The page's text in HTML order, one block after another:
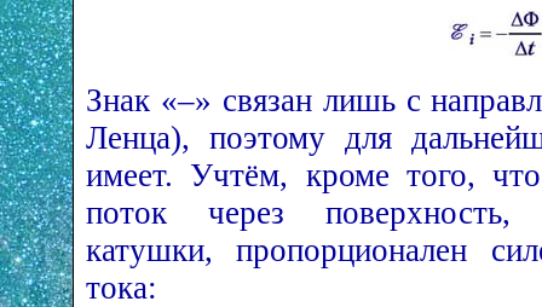
Знак «–» связан лишь с
Ленца), поэтому для
имеет. Учтём, кроме того,
поток через поверхность,
катушки, пропорционален
тока: